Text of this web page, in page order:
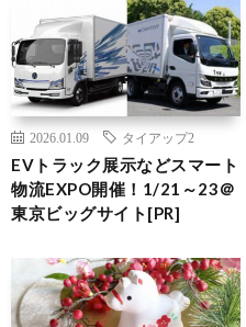
2026.01.09 タイアップ2
EVトラック展示などスマート
物流EXPO開催！1/21～23＠
東京ビッグサイト[PR]